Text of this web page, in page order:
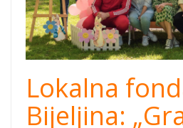
Lokalna
Bijeljina: